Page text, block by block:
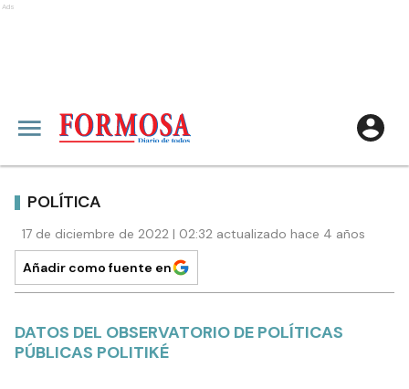
Ads
POLÍTICA
17 de diciembre de 2022 | 02:32 actualizado hace 4 años
Añadir como fuente en
DATOS DEL OBSERVATORIO DE POLÍTICAS
PÚBLICAS POLITIKÉ